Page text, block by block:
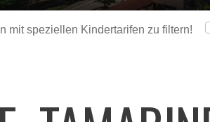
mit speziellen Kindertarifen zu filtern!